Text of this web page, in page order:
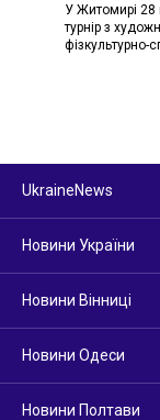
У Житомирі 28
турнір з
фізкультурно-
UkraineNews
Новини України
Новини Вінниці
Новини Одеси
Новини Полтави